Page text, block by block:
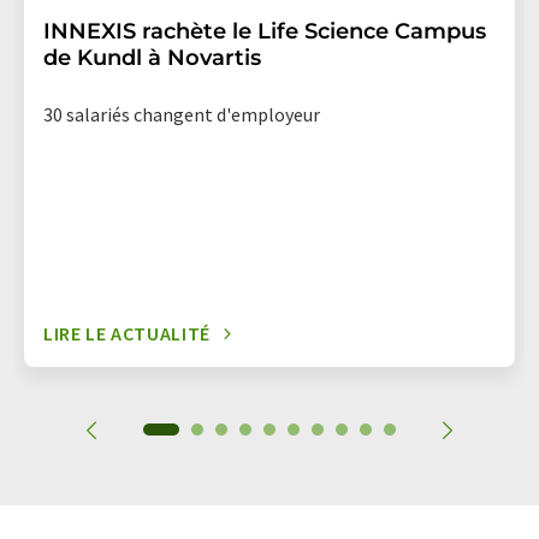
INNEXIS rachète le Life Science Campus
de Kundl à Novartis
30 salariés changent d'employeur
LIRE LE ACTUALITÉ